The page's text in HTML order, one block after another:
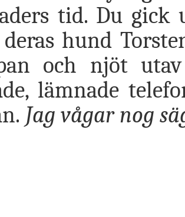
tid. Du gick
hund
och njöt
lämnade
Jag vågar nog